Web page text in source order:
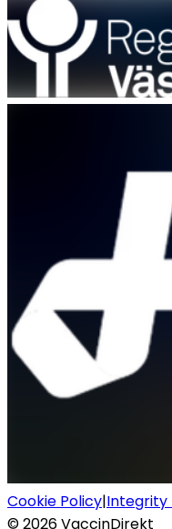
Cookie Policy|Integrity
©2026VaccinDirekt